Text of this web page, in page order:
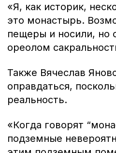
«Я, как историк,
это монастырь.
пещеры и носили, но
ореолом
Также Вячеслав
оправдаться,
реальность.
«Когда говорят
подземные